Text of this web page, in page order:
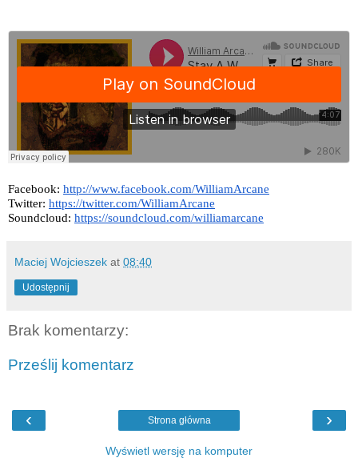
Facebook: http://www.facebook.com/WilliamArcane
Twitter: https://twitter.com/WilliamArcane
Soundcloud: https://soundcloud.com/williamarcane
Maciej Wojcieszek at 08:40
Udostępnij
Brak komentarzy:
Prześlij komentarz
‹ ›
Strona główna
Wyświetl wersję na komputer